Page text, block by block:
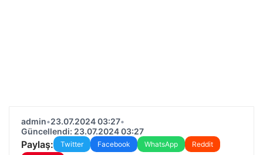
admin•23.07.2024 03:27•
Güncellendi: 23.07.2024 03:27
Paylaş: Twitter Facebook WhatsApp
Reddit